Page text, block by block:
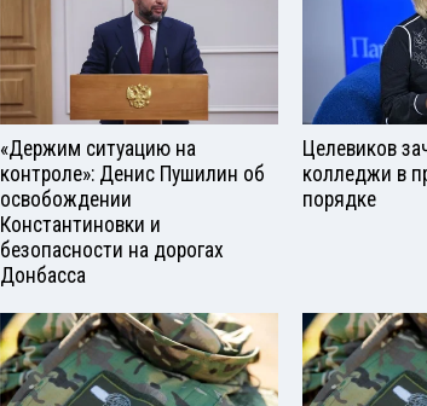
«Держим ситуацию на
контроле»: Денис Пушилин об
освобождении
Константиновки и
безопасности на дорогах
Донбасса
Целевиков
колледжи в
порядке